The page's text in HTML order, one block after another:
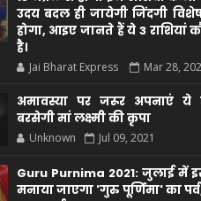
उदय बदल ही जायेगी जिंदगी
होगा, आइए जानते हैं ये 3 राशियां
है।
Jai Bharat Express Mar 28,
अमावस्या पर जरूर अपनाएं ये
बरसेगी मां लक्ष्मी की कृपा
Unknown Jul 09, 2021
Guru Purnima 2021: जुलाई में
मनाया जाएगा 'गुरु पूर्णिमा' का